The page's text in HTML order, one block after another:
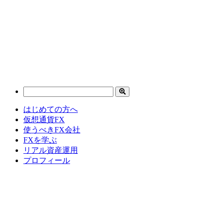
はじめての方へ
仮想通貨FX
使うべきFX会社
FXを学ぶ
リアル資産運用
プロフィール